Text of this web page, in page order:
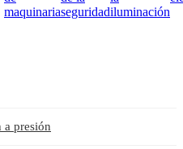
maquinariaseguridadiluminación
a presión